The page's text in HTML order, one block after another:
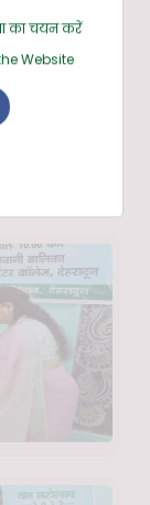
का चयन करें
Website